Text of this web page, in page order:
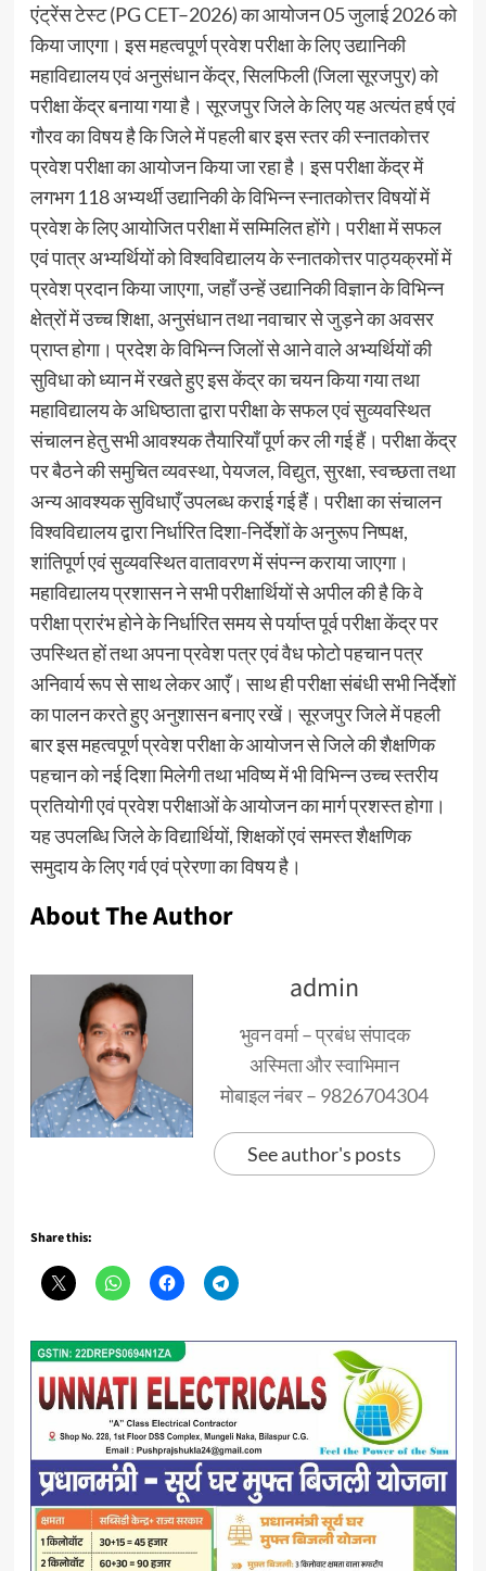
एंट्रेंस टेस्ट (PG CET–2026) का आयोजन 05 जुलाई 2026 को
किया जाएगा। इस महत्वपूर्ण प्रवेश परीक्षा के लिए उद्यानिकी
महाविद्यालय एवं अनुसंधान केंद्र, सिलफिली (जिला सूरजपुर) को
परीक्षा केंद्र बनाया गया है। सूरजपुर जिले के लिए यह अत्यंत हर्ष एवं
गौरव का विषय है कि जिले में पहली बार इस स्तर की स्नातकोत्तर
प्रवेश परीक्षा का आयोजन किया जा रहा है। इस परीक्षा केंद्र में
लगभग 118 अभ्यर्थी उद्यानिकी के विभिन्न स्नातकोत्तर विषयों में
प्रवेश के लिए आयोजित परीक्षा में सम्मिलित होंगे। परीक्षा में सफल
एवं पात्र अभ्यर्थियों को विश्वविद्यालय के स्नातकोत्तर पाठ्यक्रमों में
प्रवेश प्रदान किया जाएगा, जहाँ उन्हें उद्यानिकी विज्ञान के विभिन्न
क्षेत्रों में उच्च शिक्षा, अनुसंधान तथा नवाचार से जुड़ने का अवसर
प्राप्त होगा। प्रदेश के विभिन्न जिलों से आने वाले अभ्यर्थियों की
सुविधा को ध्यान में रखते हुए इस केंद्र का चयन किया गया तथा
महाविद्यालय के अधिष्ठाता द्वारा परीक्षा के सफल एवं सुव्यवस्थित
संचालन हेतु सभी आवश्यक तैयारियाँ पूर्ण कर ली गई हैं। परीक्षा केंद्र
पर बैठने की समुचित व्यवस्था, पेयजल, विद्युत, सुरक्षा, स्वच्छता तथा
अन्य आवश्यक सुविधाएँ उपलब्ध कराई गई हैं। परीक्षा का संचालन
विश्वविद्यालय द्वारा निर्धारित दिशा-निर्देशों के अनुरूप निष्पक्ष,
शांतिपूर्ण एवं सुव्यवस्थित वातावरण में संपन्न कराया जाएगा।
महाविद्यालय प्रशासन ने सभी परीक्षार्थियों से अपील की है कि वे
परीक्षा प्रारंभ होने के निर्धारित समय से पर्याप्त पूर्व परीक्षा केंद्र पर
उपस्थित हों तथा अपना प्रवेश पत्र एवं वैध फोटो पहचान पत्र
अनिवार्य रूप से साथ लेकर आएँ। साथ ही परीक्षा संबंधी सभी निर्देशों
का पालन करते हुए अनुशासन बनाए रखें। सूरजपुर जिले में पहली
बार इस महत्वपूर्ण प्रवेश परीक्षा के आयोजन से जिले की शैक्षणिक
पहचान को नई दिशा मिलेगी तथा भविष्य में भी विभिन्न उच्च स्तरीय
प्रतियोगी एवं प्रवेश परीक्षाओं के आयोजन का मार्ग प्रशस्त होगा।
यह उपलब्धि जिले के विद्यार्थियों, शिक्षकों एवं समस्त शैक्षणिक
समुदाय के लिए गर्व एवं प्रेरणा का विषय है।
About The Author
admin
भुवन वर्मा – प्रबंध संपादक
अस्मिता और स्वाभिमान
मोबाइल नंबर – 9826704304
See author's posts
Share this: